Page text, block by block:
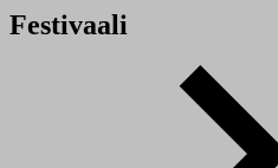
Festivaali